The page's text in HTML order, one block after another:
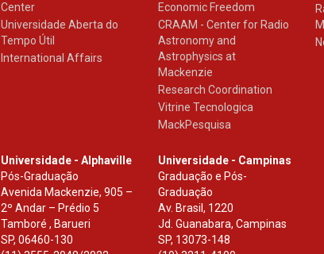
Center
Universidade Aberta do
Tempo Útil
International Affairs
Economic Freedom
CRAAM - Center for Radio
Astronomy and
Astrophysics at
Mackenzie
Research Coordination
Vitrine Tecnologica
MackPesquisa
Universidade - Alphaville
Pós-Graduação
Avenida Mackenzie, 905 –
2º Andar – Prédio 5
Tamboré , Barueri
SP, 06460-130
Universidade - Campinas
Graduação e Pós-
Graduação
Av. Brasil, 1220
Jd. Guanabara, Campinas
SP, 13073-148